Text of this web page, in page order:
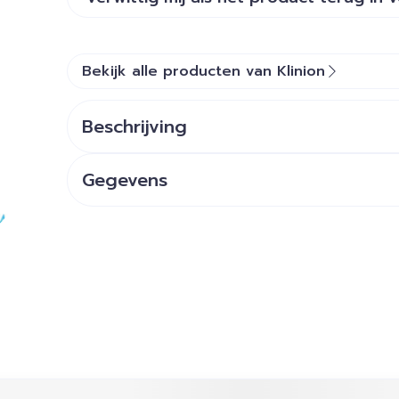
Bekijk alle producten van Klinion
Beschrijving
Gegevens